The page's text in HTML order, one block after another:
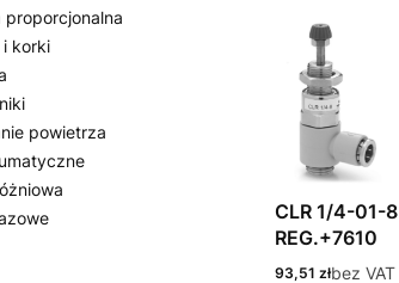
proporcjonalna
korki
powietrza
CLR 1/4-01-8 MINIATURIZED
REG.+7610
Cena
93,51 złbez VAT